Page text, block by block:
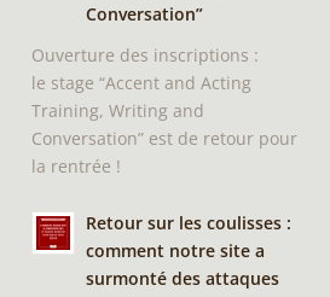
Conversation”
Ouverture des inscriptions :
le stage “Accent and Acting
Training, Writing and
Conversation” est de retour pour
la rentrée !
Retour sur les coulisses :
comment notre site a
surmonté des attaques